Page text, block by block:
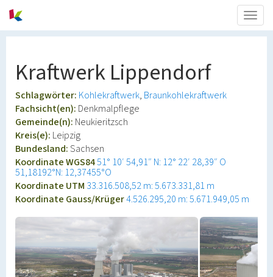
Kraftwerk Lippendorf
Schlagwörter: Kohlekraftwerk Braunkohlekraftwerk
Fachsicht(en): Denkmalpflege
Gemeinde(n): Neukieritzsch
Kreis(e): Leipzig
Bundesland:Sachsen
Koordinate WGS8451° 10′ 54,91″ N: 12° 22′ 28,39″ O
51,18192°N: 12,37455°O
Koordinate UTM 33.316.508,52 m: 5.673.331,81 m
Koordinate Gauss/Krüger4.526.295,20 m: 5.671.949,05 m